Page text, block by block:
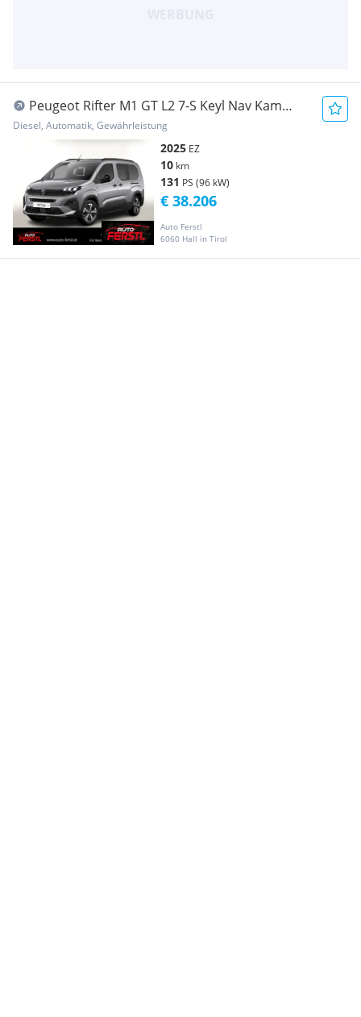
Peugeot Rifter M1 GT L2 7-S Keyl Nav Kam
2xPDC ACC BT
Diesel, Automatik, Gewährleistung
2025 EZ
10 km
131 PS (96 kW)
Auto Ferstl
6060 Hall in Tirol
€ 38.206